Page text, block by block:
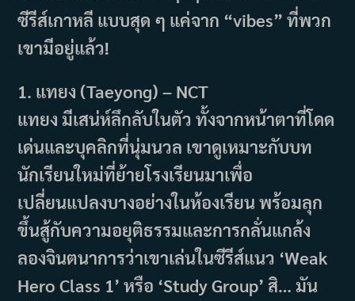
ซีรีส์เกาหลี แบบสุด ๆ แค่จาก “vibes” ที่พวก
เขามีอยู่แล้ว!
1. แทยง (Taeyong) – NCT
แทยง มีเสน่ห์ลึกลับในตัว ทั้งจากหน้าตาที่โดด
เด่นและบุคลิกที่นุ่มนวล เขาดูเหมาะกับบท
นักเรียนใหม่ที่ย้ายโรงเรียนมาเพื่อ
เปลี่ยนแปลงบางอย่างในห้องเรียน พร้อมลุก
ขึ้นสู้กับความอยุติธรรมและการกลั่นแกล้ง
ลองจินตนาการว่าเขาเล่นในซีรีส์แนว ‘Weak
Hero Class 1’ หรือ ‘Study Group’ สิ… มัน